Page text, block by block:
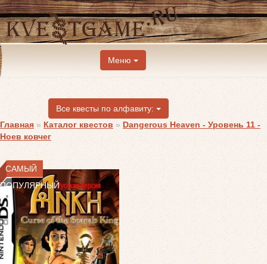
Меню
Все квесты по алфавиту:
Главная » Каталог квестов » Dangerous Heaven - Уровень 11 -
Ноев ковчег
САМЫЙ
ПОПУЛЯРНЫЙ